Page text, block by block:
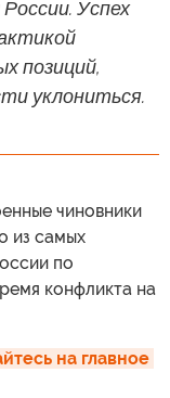
Успех
позиций,
уклониться.
чиновники
из самых
по
конфликта на
на главное